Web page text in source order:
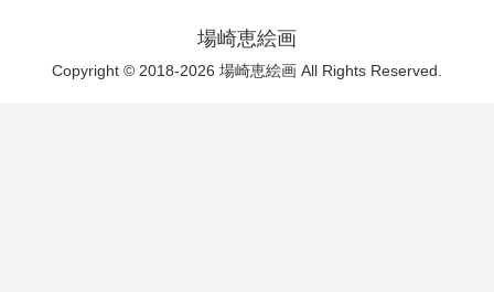
場崎恵絵画
Copyright © 2018-2026 場崎恵絵画 All Rights Reserved.